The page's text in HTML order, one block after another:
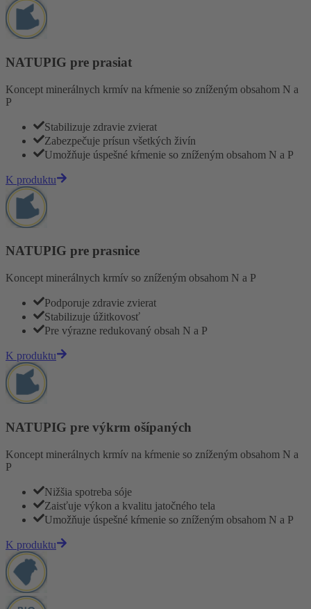
NATUPIG pre prasiat
Koncept minerálnych krmív na kŕmenie so zníženým obsahom N a
P
Stabilizuje zdravie zvierat
Zabezpečuje prísun všetkých živín
Umožňuje úspešné kŕmenie so zníženým obsahom N a P
K produktu
NATUPIG pre prasnice
Koncept minerálnych krmív so zníženým obsahom N a P
Podporuje zdravie zvierat
Stabilizuje úžitkovosť
Pre výrazne redukovaný obsah N a P
K produktu
NATUPIG pre výkrm ošípaných
Koncept minerálnych krmív na kŕmenie so zníženým obsahom N a
P
Nižšia spotreba sóje
Zaisťuje výkon a kvalitu jatočného tela
Umožňuje úspešné kŕmenie so zníženým obsahom N a P
K produktu